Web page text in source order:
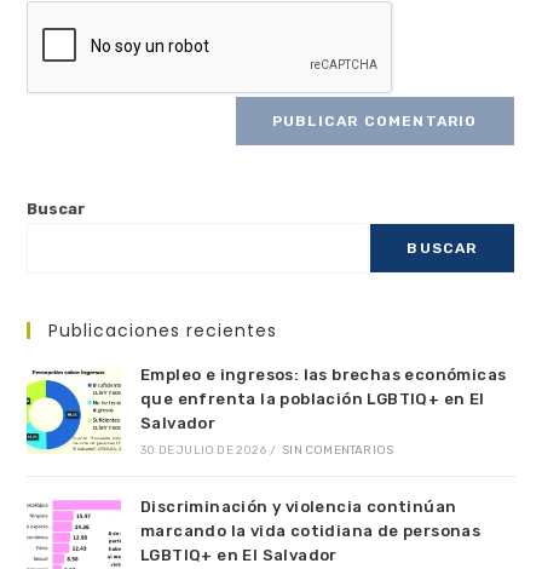
Buscar
BUSCAR
Publicaciones recientes
Empleo e ingresos: las brechas económicas
que enfrenta la población LGBTIQ+ en El
Salvador
30 DE JULIO DE 2026 / SIN COMENTARIOS
Discriminación y violencia continúan
marcando la vida cotidiana de personas
LGBTIQ+ en El Salvador